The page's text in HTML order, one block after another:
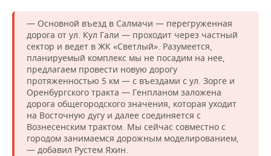
— Основной въезд в Салмачи — перегруженная
дорога от ул. Кул Гали — проходит через частный
сектор и ведет в ЖК «Светлый». Разумеется,
планируемый комплекс мы не посадим на нее,
предлагаем провести новую дорогу
протяженностью 5 км — с въездами с ул. Зорге и
Оренбургского тракта — Генпланом заложена
дорога общегородского значения, которая уходит
на Восточную дугу и далее соединяется с
Вознесенским трактом. Мы сейчас совместно с
городом занимаемся дорожным моделированием,
— добавил Рустем Яхин.